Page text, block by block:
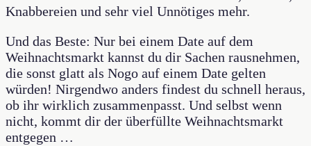
Knabbereien und sehr viel Unnötiges mehr.
Und das Beste: Nur bei einem Date auf dem
Weihnachtsmarkt kannst du dir Sachen rausnehmen,
die sonst glatt als Nogo auf einem Date gelten
würden! Nirgendwo anders findest du schnell heraus,
ob ihr wirklich zusammenpasst. Und selbst wenn
nicht, kommt dir der überfüllte Weihnachtsmarkt
entgegen …